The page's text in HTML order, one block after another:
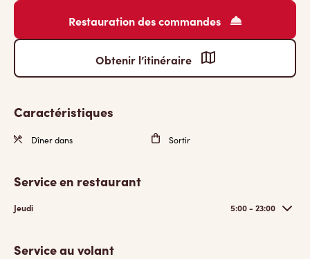
Restauration des commandes
Obtenir l’itinéraire
Caractéristiques
Dîner dans Sortir
Service en restaurant
Jeudi 5:00 - 23:00
Service au volant